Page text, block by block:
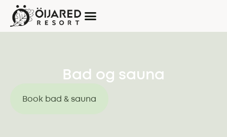
Bad og sauna
Book bad & sauna